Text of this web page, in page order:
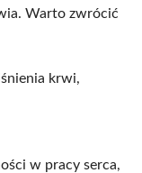
Warto zwrócić
krwi,
w pracy serca,